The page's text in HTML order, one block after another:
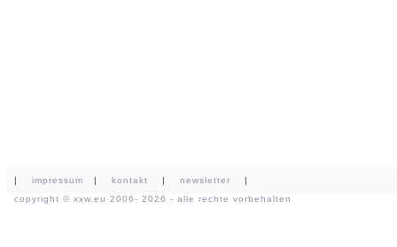
| impressum | kontakt | newsletter |
copyright © xxw.eu 2006- 2026 - alle rechte vorbehalten